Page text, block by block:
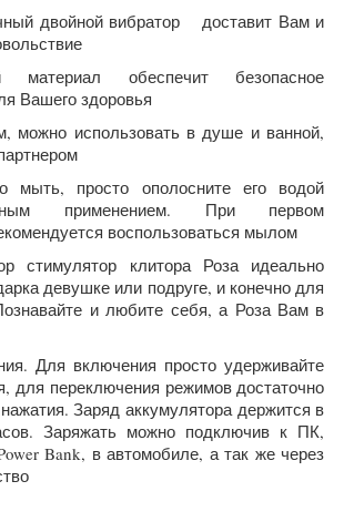
двойной вибратор доставит Вам и
материал обеспечит безопасное
Вашего здоровья
можно использовать в душе и ванной,
мыть, просто ополосните его водой
применением. При первом
воспользоваться мылом
стимулятор клитора Роза идеально
девушке или подруге, и конечно для
и любите себя, а Роза Вам в
Для включения просто удерживайте
для переключения режимов достаточно
нажатия. Заряд аккумулятора держится в
Заряжать можно подключив к ПК,
Bank, в автомобиле, а так же через